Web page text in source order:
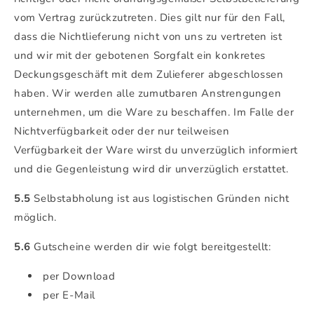
vom Vertrag zurückzutreten. Dies gilt nur für den Fall,
dass die Nichtlieferung nicht von uns zu vertreten ist
und wir mit der gebotenen Sorgfalt ein konkretes
Deckungsgeschäft mit dem Zulieferer abgeschlossen
haben. Wir werden alle zumutbaren Anstrengungen
unternehmen, um die Ware zu beschaffen. Im Falle der
Nichtverfügbarkeit oder der nur teilweisen
Verfügbarkeit der Ware wirst du unverzüglich informiert
und die Gegenleistung wird dir unverzüglich erstattet.
5.5 Selbstabholung ist aus logistischen Gründen nicht
möglich.
5.6 Gutscheine werden dir wie folgt bereitgestellt:
per Download
per E-Mail